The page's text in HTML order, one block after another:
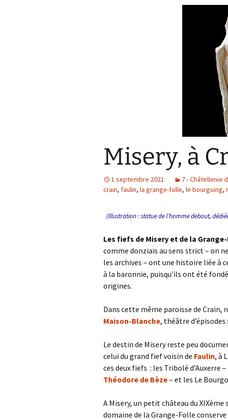
Misery, à
1 septembre 2021 7 - Châtellenie
crain, faulin, la grange-folle, le bourgoing,
(Illustration : statue de l’homme debout,
Les fiefs de Misery et de la
comme donziais au sens strict – on
les archives – ont une histoire liée à
à la baronnie, puisqu’ils ont été
origines.
Dans cette même paroisse de Crain,
Maison-Blanche, théâtre
Le destin de Misery reste peu
celui du grand fief voisin de Faulin, à
ces deux fiefs : les Tribolé d’Auxerre
Théodore de Bèze– et les Le
A Misery, un petit château du
domaine de la Grange-Folle conserve